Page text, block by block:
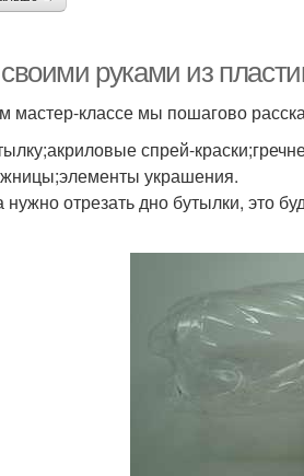
руками из
мастер-классе мы пошагово
спрей-
украшения.
отрезать дно бутылки, это